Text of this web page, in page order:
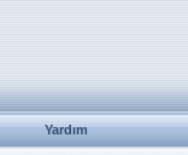
Yardım